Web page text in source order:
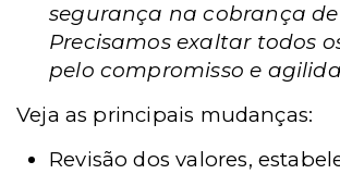
segurança na cobrança
Precisamos exaltar todos
pelo compromisso e
Veja as principais mudanças:
Revisão dos valores,